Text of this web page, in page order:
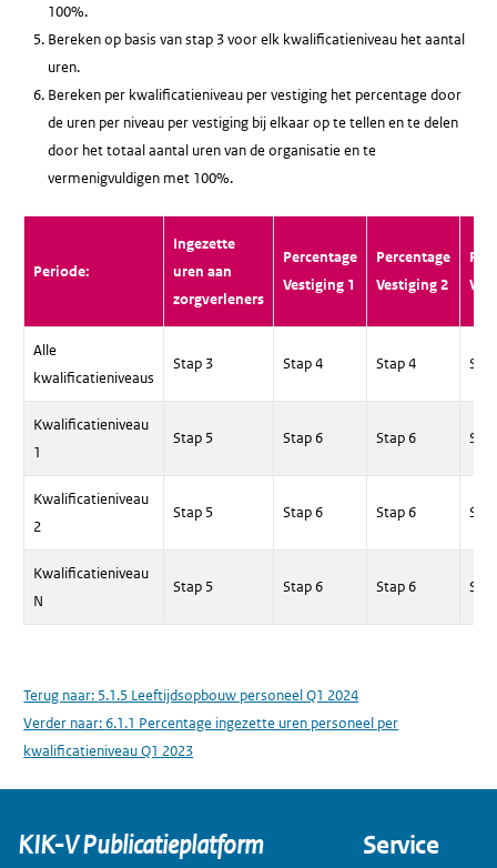
100%.
Bereken op basis van stap 3 voor elk kwalificatieniveau het aantal
uren.
Bereken per kwalificatieniveau per vestiging het percentage door
de uren per niveau per vestiging bij elkaar op te tellen en te delen
door het totaal aantal uren van de organisatie en te
vermenigvuldigen met 100%.
Periode:
Ingezette
uren aan
zorgverleners
Percentage
Vestiging 1
Percentage
Vestiging 2
Alle
kwalificatieniveaus
Stap 3 Stap 4 Stap 4
Kwalificatieniveau
1
Stap 5 Stap 6 Stap 6
Kwalificatieniveau
2
Stap 5 Stap 6 Stap 6
Kwalificatieniveau
N
Stap 5 Stap 6 Stap 6
Terug naar: 5.1.5 Leeftijdsopbouw personeel Q1 2024
Verder naar:6.1.1 Percentage ingezette uren personeel per
kwalificatieniveau Q1 2023
KIK-V Publicatieplatform Service